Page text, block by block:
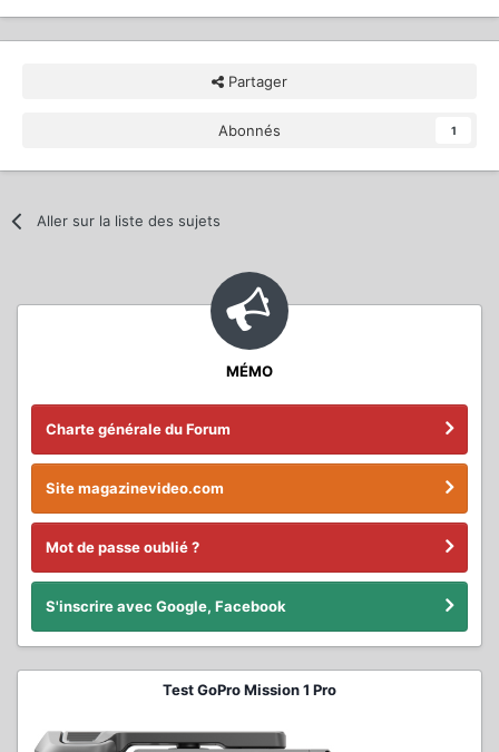
Partager
Abonnés 1
Aller sur la liste des sujets
MÉMO
Charte générale du Forum
Site magazinevideo.com
Mot de passe oublié ?
S'inscrire avec Google, Facebook
Test GoPro Mission 1 Pro